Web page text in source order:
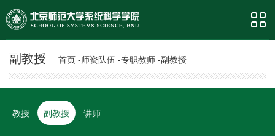
副教授 首页 -师资队伍 -专职教师 -副教授
教授 副教授 讲师